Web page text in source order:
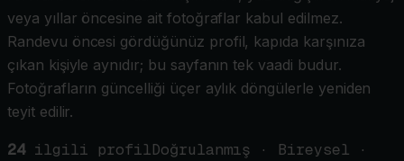
veya yıllar öncesine ait fotoğraflar kabul edilmez.
Randevu öncesi gördüğünüz profil, kapıda karşınıza
çıkan kişiyle aynıdır; bu sayfanın tek vaadi budur.
Fotoğrafların güncelliği üçer aylık döngülerle yeniden
teyit edilir.
24 ilgili profilDoğrulanmış · Bireysel ·